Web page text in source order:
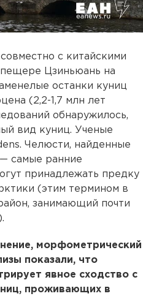
с китайскими
Цзиньюань на
останки куниц
(2,2-1,7 млн лет
обнаружилось,
вид куниц. Ученые
Челюсти, найденные
самые ранние
принадлежать предку
(этим термином в
занимающий почти
морфометрический
показали, что
явное сходство с
проживающих в